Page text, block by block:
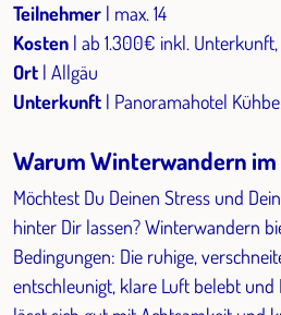
Teilnehmer | max. 14
Kosten | ab 1.300€ inkl.
Ort | Allgäu
Unterkunft | Panoramahotel
Warum Winterwandern
Möchtest Du Deinen Stress und
hinter Dir lassen? Winterwandern
Bedingungen: Die ruhige,
entschleunigt, klare Luft belebt